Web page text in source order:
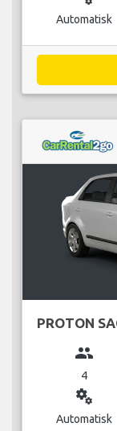
Automatisk
PROTON
group
4
miscellaneous_services
Automatisk